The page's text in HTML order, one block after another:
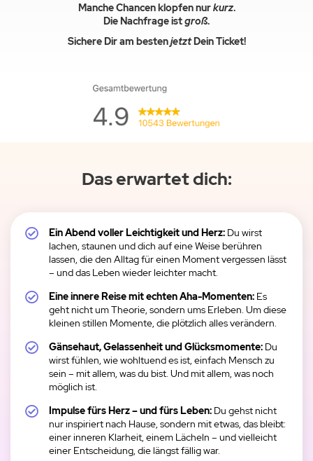
Manche Chancen klopfen nurkurz.
Die Nachfrage istgroß.
Sichere Dir am bestenjetztDein Ticket!
Das erwartet dich:
Ein Abend voller Leichtigkeit und Herz: Du wirst
lachen, staunen und dich auf eine Weise berühren
lassen, die den Alltag für einen Moment vergessen lässt
– und das Leben wieder leichter macht.
Eine innere Reise mit echten Aha-Momenten: Es
geht nicht um Theorie, sondern ums Erleben. Um diese
kleinen stillen Momente, die plötzlich alles verändern.
Gänsehaut, Gelassenheit und Glücksmomente: Du
wirst fühlen, wie wohltuend es ist, einfach Mensch zu
sein – mit allem, was du bist. Und mit allem, was noch
möglich ist.
Impulse fürs Herz – und fürs Leben: Du gehst nicht
nur inspiriert nach Hause, sondern mit etwas, das bleibt:
einer inneren Klarheit, einem Lächeln – und vielleicht
einer Entscheidung, die längst fällig war.